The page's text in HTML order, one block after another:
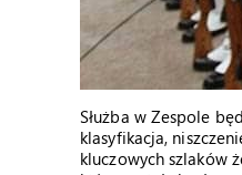
Służba w Zespole
klasyfikacja,
kluczowych szlaków